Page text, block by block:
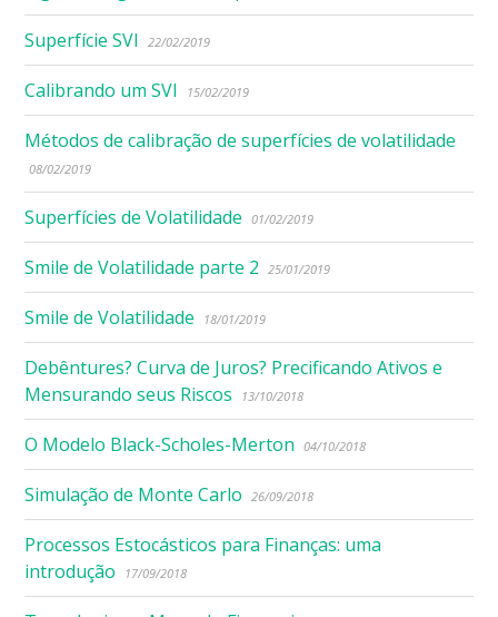
Superfície SVI 22/02/2019
Calibrando um SVI 15/02/2019
Métodos de calibração de superfícies de volatilidade
08/02/2019
Superfícies de Volatilidade 01/02/2019
Smile de Volatilidade parte 2 25/01/2019
Smile de Volatilidade 18/01/2019
Debêntures? Curva de Juros? Precificando Ativos e
Mensurando seus Riscos
13/10/2018
O Modelo Black-Scholes-Merton 04/10/2018
Simulação de Monte Carlo 26/09/2018
Processos Estocásticos para Finanças: uma
introdução
17/09/2018